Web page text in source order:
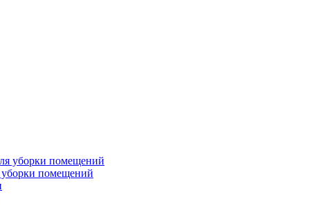
помещений